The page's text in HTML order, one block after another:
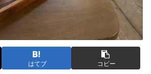
はてブ コピー